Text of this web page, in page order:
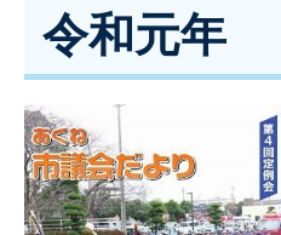
令和元年